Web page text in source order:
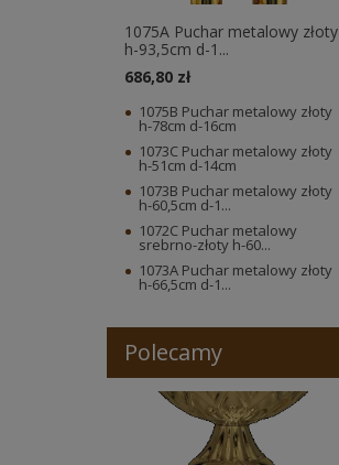
1075A Puchar metalowy złoty
h-93,5cm d-1...
686,80 zł
1075B Puchar metalowy złoty
h-78cm d-16cm
1073C Puchar metalowy złoty
h-51cm d-14cm
1073B Puchar metalowy złoty
h-60,5cm d-1...
1072C Puchar metalowy
srebrno-złoty h-60...
1073A Puchar metalowy złoty
h-66,5cm d-1...
Polecamy